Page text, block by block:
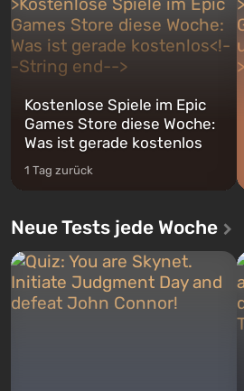
jederzeit...
Kostenlose Spiele im Epic
Games Store diese Woche:
Was ist gerade kostenlos
1 Tag zurück
Neue Tests jede Woche